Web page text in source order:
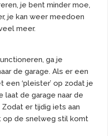
je bent minder moe,
je kan weer meedoen
meer.
ga je
de garage. Als er een
een ‘pleister’ op zodat je
laat de garage naar de
Zodat er tijdig iets aan
op de snelweg stil komt